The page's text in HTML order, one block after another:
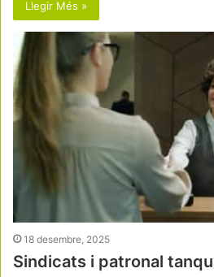
Llegir Més »
18 desembre, 2025
Sindicats i patronal